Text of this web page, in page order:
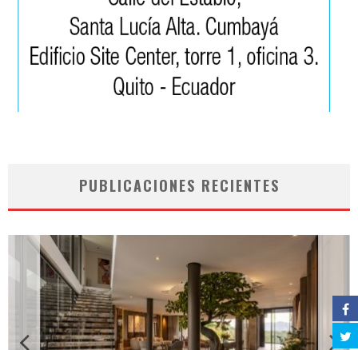
PUBLICACIONES RECIENTES